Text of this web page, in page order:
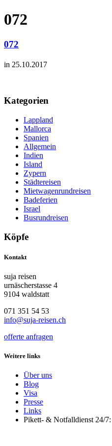
072
072
in 25.10.2017
Kategorien
Lappland
Mallorca
Spanien
Allgemein
Indien
Island
Zypern
Städtereisen
Mietwagenrundreisen
Badeferien
Israel
Busrundreisen
Köpfe
Kontakt
suja reisen
urnäscherstasse 4
9104 waldstatt
071 351 54 53
info@suja-reisen.ch
offerte anfragen
Weitere links
Über uns
Blog
Visa
Presse
Links
Pikett- & Notfalldienst 24/